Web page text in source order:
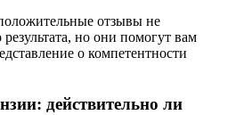
отзывы не
но они помогут вам
о компетентности
действительно ли